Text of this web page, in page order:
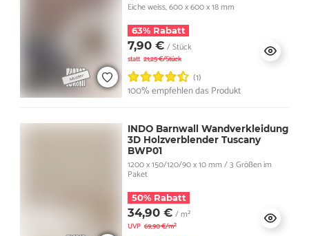
Eiche weiss, 600 x 600 x 18 mm
63% Rabatt
7,90 € / Stück
statt 21,25 €/Stück
(1)
100% empfehlen das Produkt
INDO Barnwall Wandverkleidung
3D Holzverblender Tuscany
BWP01
1200 x 150/120/90 x 10 mm / 3 Größen im
Paket
50% Rabatt
34,90 € / m²
UVP 69,90 €/m²